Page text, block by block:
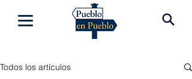
Todos los artículos